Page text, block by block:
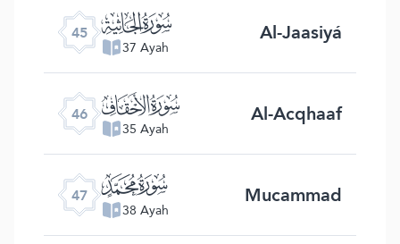
45 ﯚ
37 Ayah Al-Jaasiyá
46 ﯛ
35 Ayah Al-Acqhaaf
47 ﯜ
38 Ayah Mucammad